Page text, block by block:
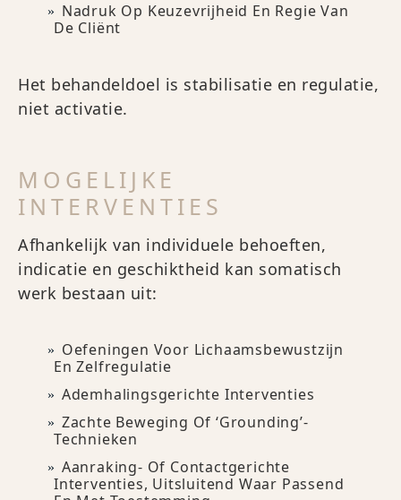
Nadruk Op Keuzevrijheid En Regie Van
De Cliënt
Het behandeldoel is stabilisatie en regulatie,
niet activatie.
MOGELIJKE
INTERVENTIES
Afhankelijk van individuele behoeften,
indicatie en geschiktheid kan somatisch
werk bestaan uit:
Oefeningen Voor Lichaamsbewustzijn
En Zelfregulatie
Ademhalingsgerichte Interventies
Zachte Beweging Of ‘grounding’-
Technieken
Aanraking- Of Contactgerichte
Interventies, Uitsluitend Waar Passend